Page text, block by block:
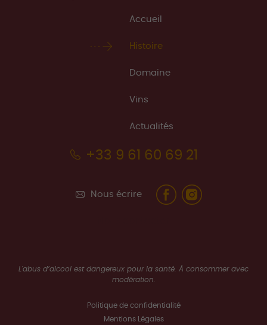
Accueil
Histoire
Domaine
Vins
Actualités
+33 9 61 60 69 21
Nous écrire
L'abus d’alcool est dangereux pour la santé. À consommer avec
modération.
Politique de confidentialité
Mentions Légales